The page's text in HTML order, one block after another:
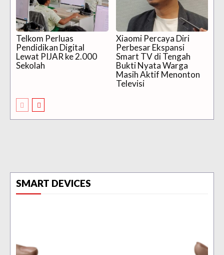
Telkom Perluas
Pendidikan Digital
Lewat PIJAR ke 2.000
Sekolah
Xiaomi Percaya Diri
Perbesar Ekspansi
Smart TV di Tengah
Bukti Nyata Warga
Masih Aktif Menonton
Televisi
SMART DEVICES